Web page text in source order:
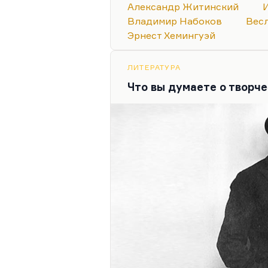
Блок, Слепакова и Лосев.
Мне при первом
Насчет Блока – да, говорю,
Александр Житинский
Владимир Набоков
Эрнест Хемингуэй
ЛИТЕРАТУРА
Что вы думаете о